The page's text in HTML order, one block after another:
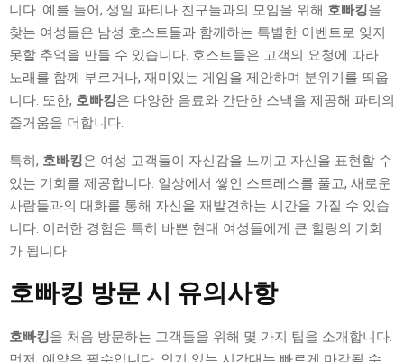
니다. 예를 들어, 생일 파티나 친구들과의 모임을 위해 호빠킹을
찾는 여성들은 남성 호스트들과 함께하는 특별한 이벤트로 잊지
못할 추억을 만들 수 있습니다. 호스트들은 고객의 요청에 따라
노래를 함께 부르거나, 재미있는 게임을 제안하며 분위기를 띄웁
니다. 또한, 호빠킹은 다양한 음료와 간단한 스낵을 제공해 파티의
즐거움을 더합니다.
특히, 호빠킹은 여성 고객들이 자신감을 느끼고 자신을 표현할 수
있는 기회를 제공합니다. 일상에서 쌓인 스트레스를 풀고, 새로운
사람들과의 대화를 통해 자신을 재발견하는 시간을 가질 수 있습
니다. 이러한 경험은 특히 바쁜 현대 여성들에게 큰 힐링의 기회
가 됩니다.
호빠킹 방문 시 유의사항
호빠킹을 처음 방문하는 고객들을 위해 몇 가지 팁을 소개합니다.